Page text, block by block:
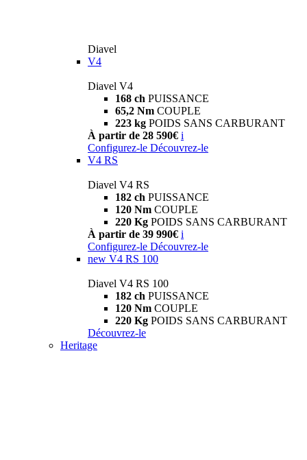
Diavel
V4
Diavel V4
168 ch PUISSANCE
65,2 Nm COUPLE
223 kg POIDS SANS CARBURANT
À partir de 28 590€ i
Configurez-le Découvrez-le
V4 RS
Diavel V4 RS
182 ch PUISSANCE
120 Nm COUPLE
220 Kg POIDS SANS CARBURANT
À partir de 39 990€ i
Configurez-le Découvrez-le
new V4 RS 100
Diavel V4 RS 100
182 ch PUISSANCE
120 Nm COUPLE
220 Kg POIDS SANS CARBURANT
Découvrez-le
Heritage